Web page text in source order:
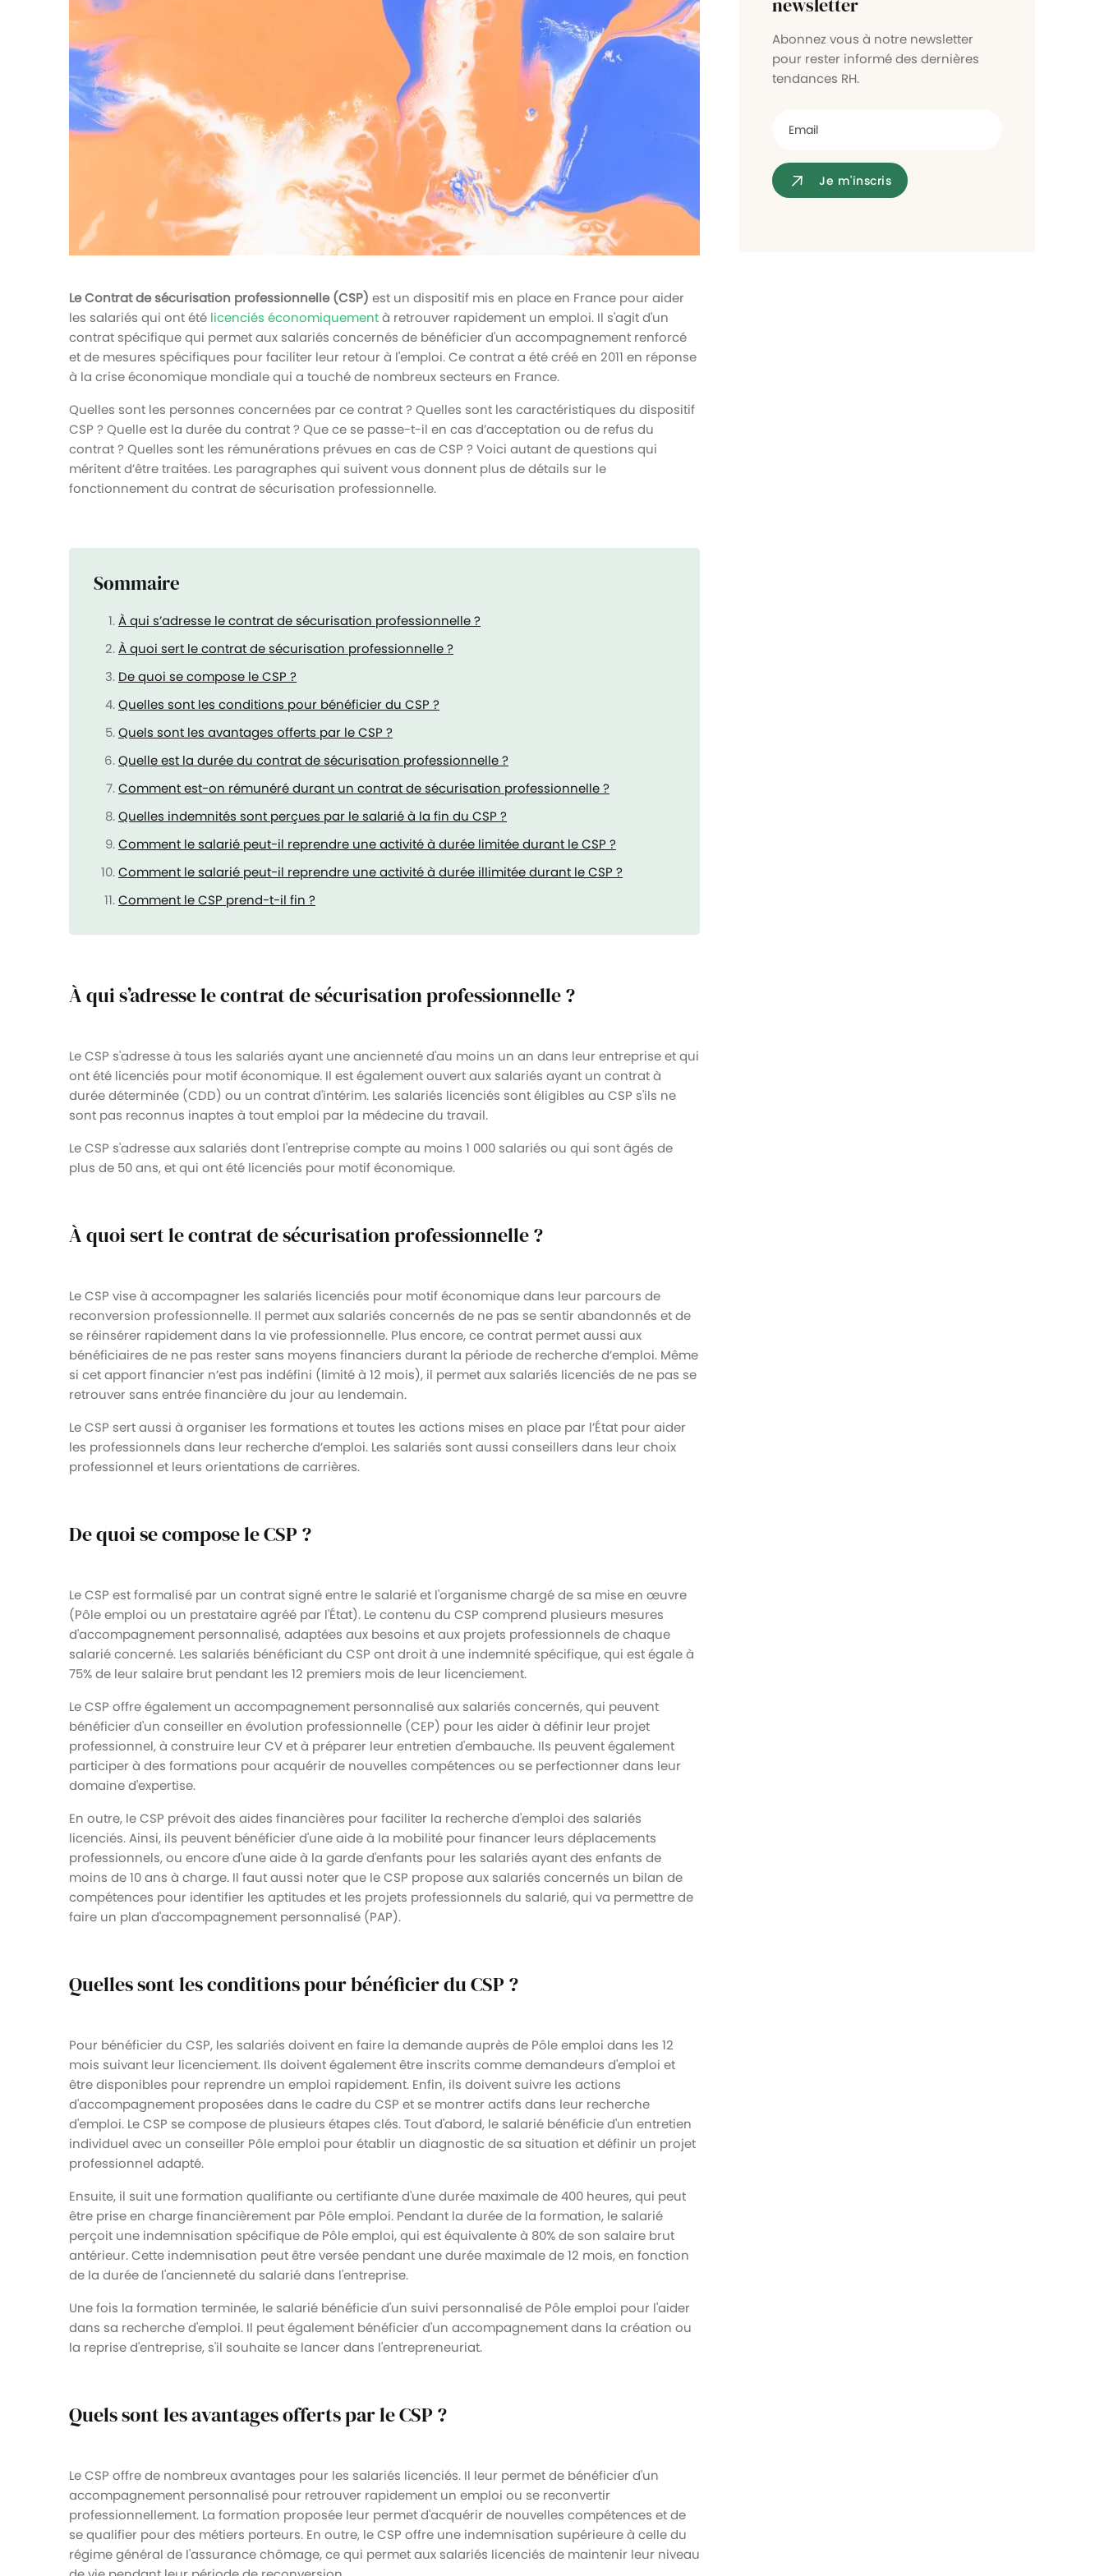
Le Contrat de sécurisation professionnelle (CSP) est un dispositif mis en place en France pour aider
les salariés qui ont été licenciés économiquementà retrouver rapidement un emploi. Il s'agit d'un
contrat spécifique qui permet aux salariés concernés de bénéficier d'un accompagnement renforcé
et de mesures spécifiques pour faciliter leur retour à l'emploi. Ce contrat a été créé en 2011 en réponse
à la crise économique mondiale qui a touché de nombreux secteurs en France.
Quelles sont les personnes concernées par ce contrat ? Quelles sont les caractéristiques du dispositif
CSP ? Quelle est la durée du contrat ? Que ce se passe-t-il en cas d’acceptation ou de refus du
contrat ? Quelles sont les rémunérations prévues en cas de CSP ? Voici autant de questions qui
méritent d’être traitées. Les paragraphes qui suivent vous donnent plus de détails sur le
fonctionnement du contrat de sécurisation professionnelle.
Sommaire
À qui s’adresse le contrat de sécurisation professionnelle ?
À quoi sert le contrat de sécurisation professionnelle ?
De quoi se compose le CSP ?
Quelles sont les conditions pour bénéficier du CSP ?
Quels sont les avantages offerts par le CSP ?
Quelle est la durée du contrat de sécurisation professionnelle ?
Comment est-on rémunéré durant un contrat de sécurisation professionnelle ?
Quelles indemnités sont perçues par le salarié à la fin du CSP ?
Comment le salarié peut-il reprendre une activité à durée limitée durant le CSP ?
Comment le salarié peut-il reprendre une activité à durée illimitée durant le CSP ?
Comment le CSP prend-t-il fin ?
À qui s’adresse le contrat de sécurisation professionnelle ?
Le CSP s'adresse à tous les salariés ayant une ancienneté d'au moins un an dans leur entreprise et qui
ont été licenciés pour motif économique. Il est également ouvert aux salariés ayant un contrat à
durée déterminée (CDD) ou un contrat d'intérim. Les salariés licenciés sont éligibles au CSP s'ils ne
sont pas reconnus inaptes à tout emploi par la médecine du travail.
Le CSP s'adresse aux salariés dont l'entreprise compte au moins 1 000 salariés ou qui sont âgés de
plus de 50 ans, et qui ont été licenciés pour motif économique.
À quoi sert le contrat de sécurisation professionnelle ?
Le CSP vise à accompagner les salariés licenciés pour motif économique dans leur parcours de
reconversion professionnelle. Il permet aux salariés concernés de ne pas se sentir abandonnés et de
se réinsérer rapidement dans la vie professionnelle. Plus encore, ce contrat permet aussi aux
bénéficiaires de ne pas rester sans moyens financiers durant la période de recherche d’emploi. Même
si cet apport financier n’est pas indéfini (limité à 12 mois), il permet aux salariés licenciés de ne pas se
retrouver sans entrée financière du jour au lendemain.
Le CSP sert aussi à organiser les formations et toutes les actions mises en place par l’État pour aider
les professionnels dans leur recherche d’emploi. Les salariés sont aussi conseillers dans leur choix
professionnel et leurs orientations de carrières.
De quoi se compose le CSP ?
Le CSP est formalisé par un contrat signé entre le salarié et l'organisme chargé de sa mise en œuvre
(Pôle emploi ou un prestataire agréé par l'État). Le contenu du CSP comprend plusieurs mesures
d'accompagnement personnalisé, adaptées aux besoins et aux projets professionnels de chaque
salarié concerné. Les salariés bénéficiant du CSP ont droit à une indemnité spécifique, qui est égale à
75% de leur salaire brut pendant les 12 premiers mois de leur licenciement.
Le CSP offre également un accompagnement personnalisé aux salariés concernés, qui peuvent
bénéficier d'un conseiller en évolution professionnelle (CEP) pour les aider à définir leur projet
professionnel, à construire leur CV et à préparer leur entretien d'embauche. Ils peuvent également
participer à des formations pour acquérir de nouvelles compétences ou se perfectionner dans leur
domaine d'expertise.
En outre, le CSP prévoit des aides financières pour faciliter la recherche d'emploi des salariés
licenciés. Ainsi, ils peuvent bénéficier d'une aide à la mobilité pour financer leurs déplacements
professionnels, ou encore d'une aide à la garde d'enfants pour les salariés ayant des enfants de
moins de 10 ans à charge. Il faut aussi noter que le CSP propose aux salariés concernés un bilan de
compétences pour identifier les aptitudes et les projets professionnels du salarié, qui va permettre de
faire un plan d'accompagnement personnalisé (PAP).
Quelles sont les conditions pour bénéficier du CSP ?
Pour bénéficier du CSP, les salariés doivent en faire la demande auprès de Pôle emploi dans les 12
mois suivant leur licenciement. Ils doivent également être inscrits comme demandeurs d'emploi et
être disponibles pour reprendre un emploi rapidement. Enfin, ils doivent suivre les actions
d'accompagnement proposées dans le cadre du CSP et se montrer actifs dans leur recherche
d'emploi. Le CSP se compose de plusieurs étapes clés. Tout d'abord, le salarié bénéficie d'un entretien
individuel avec un conseiller Pôle emploi pour établir un diagnostic de sa situation et définir un projet
professionnel adapté.
Ensuite, il suit une formation qualifiante ou certifiante d'une durée maximale de 400 heures, qui peut
être prise en charge financièrement par Pôle emploi. Pendant la durée de la formation, le salarié
perçoit une indemnisation spécifique de Pôle emploi, qui est équivalente à 80% de son salaire brut
antérieur. Cette indemnisation peut être versée pendant une durée maximale de 12 mois, en fonction
de la durée de l'ancienneté du salarié dans l'entreprise.
Une fois la formation terminée, le salarié bénéficie d'un suivi personnalisé de Pôle emploi pour l'aider
dans sa recherche d'emploi. Il peut également bénéficier d'un accompagnement dans la création ou
la reprise d'entreprise, s'il souhaite se lancer dans l'entrepreneuriat.
Quels sont les avantages offerts par le CSP ?
Le CSP offre de nombreux avantages pour les salariés licenciés. Il leur permet de bénéficier d'un
accompagnement personnalisé pour retrouver rapidement un emploi ou se reconvertir
professionnellement. La formation proposée leur permet d'acquérir de nouvelles compétences et de
se qualifier pour des métiers porteurs. En outre, le CSP offre une indemnisation supérieure à celle du
régime général de l'assurance chômage, ce qui permet aux salariés licenciés de maintenir leur niveau
newsletter
Abonnez vous à notre newsletter
pour rester informé des dernières
tendances RH.
Je m'inscris
votre paie
Tâches et check-lists
Optimisez le suivi de vos tâches et check-
lists RH
Suivi mutuelle
Suivez les demandes de remboursement de
Contrôle d'accès